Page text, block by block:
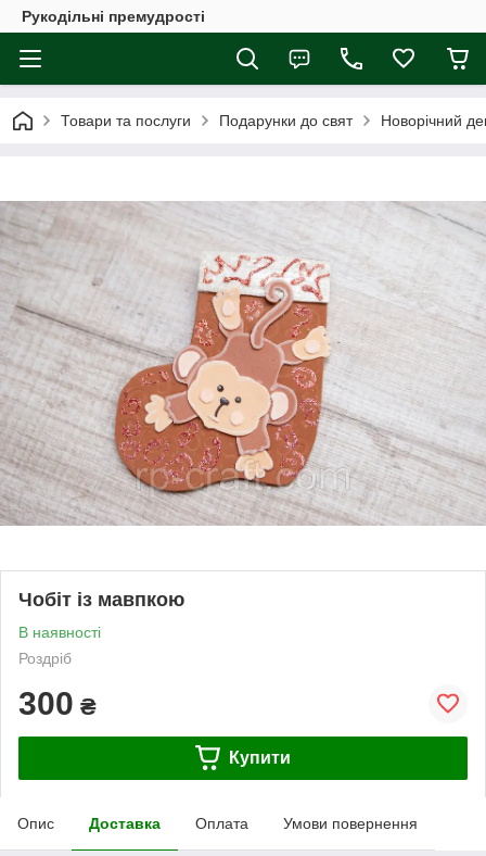
Рукодільні премудрості
Товари та послуги Подарунки до свят Новорічний
Чобіт із мавпкою
В наявності
Роздріб
300 ₴
Купити
Опис Доставка Оплата Умови повернення